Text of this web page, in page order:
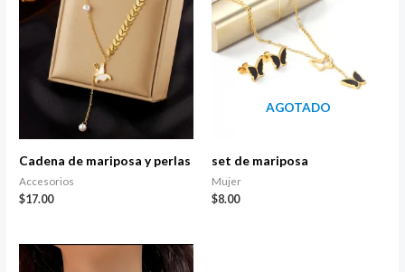
Cadena de mariposa y perlas
Accesorios
$17.00
AGOTADO
set de mariposa
Mujer
$8.00